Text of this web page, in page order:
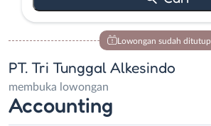
Lowongan sudah ditutup
PT. Tri Tunggal Alkesindo
membuka lowongan
Accounting